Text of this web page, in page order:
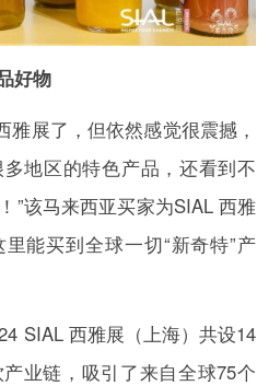
好物
雅展了，但依然感觉很震撼，
地区的特色产品，还看到不
”该马来西亚买家为SIAL 西雅
能买到全球一切“新奇特”产
SIAL 西雅展（上海）共设14
业链，吸引了来自全球75个